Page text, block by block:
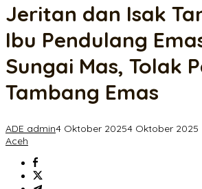
Tangis
Ibu
Emas
Sungai
Mas,
Penutupan
Jeritan dan Isak
Ibu Pendulang
Sungai Mas, Tolak
Tambang Emas
ADE admin4 Oktober 20254 Oktober 2025
Aceh